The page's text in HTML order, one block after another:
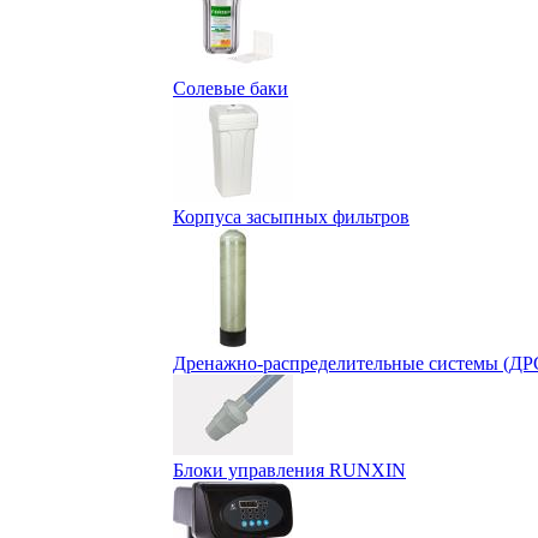
Солевые баки
Корпуса засыпных фильтров
Дренажно-распределительные системы
Блоки управления RUNXIN